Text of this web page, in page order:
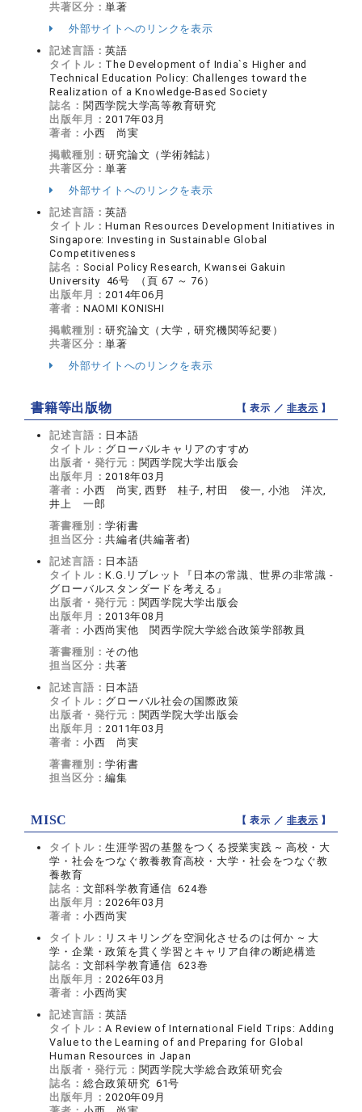
共著区分：単著
外部サイトへのリンクを表示
記述言語：英語
タイトル： The Development of India`s Higher and
Technical Education Policy: Challenges toward the
Realization of a Knowledge-Based Society
誌名： 関西学院大学高等教育研究
出版年月：2017年03月
著者： 小西 尚実
掲載種別：研究論文（学術雑誌）
共著区分：単著
外部サイトへのリンクを表示
記述言語：英語
タイトル：Human Resources Development Initiatives in
Singapore: Investing in Sustainable Global
Competitiveness
誌名： Social Policy Research, Kwansei Gakuin
University 46号 （頁 67 ～ 76）
出版年月：2014年06月
著者： NAOMI KONISHI
掲載種別：研究論文（大学，研究機関等紀要）
共著区分：単著
外部サイトへのリンクを表示
書籍等出版物 【 表示 ／非表示 】
記述言語： 日本語
タイトル： グローバルキャリアのすすめ
出版者・発行元： 関西学院大学出版会
出版年月：2018年03月
著者： 小西 尚実, 西野 桂子, 村田 俊一, 小池 洋次,
井上 一郎
著書種別：学術書
担当区分：共編者(共編著者)
記述言語： 日本語
タイトル：K.G.リブレット『日本の常識、世界の非常識 -
グローバルスタンダードを考える』
出版者・発行元： 関西学院大学出版会
出版年月：2013年08月
著者： 小西尚実他 関西学院大学総合政策学部教員
著書種別： その他
担当区分：共著
記述言語： 日本語
タイトル： グローバル社会の国際政策
出版者・発行元： 関西学院大学出版会
出版年月：2011年03月
著者： 小西 尚実
著書種別：学術書
担当区分：編集
MISC 【 表示 ／非表示 】
タイトル：生涯学習の基盤をつくる授業実践 ~ 高校・大
学・社会をつなぐ教養教育高校・大学・社会をつなぐ教
養教育
誌名： 文部科学教育通信 624巻
出版年月：2026年03月
著者： 小西尚実
タイトル： リスキリングを空洞化させるのは何か ~ 大
学・企業・政策を貫く学習とキャリア自律の断絶構造
誌名： 文部科学教育通信 623巻
出版年月：2026年03月
著者： 小西尚実
記述言語：英語
タイトル：A Review of International Field Trips: Adding
Value to the Learning of and Preparing for Global
Human Resources in Japan
出版者・発行元： 関西学院大学総合政策研究会
誌名： 総合政策研究 61号
出版年月：2020年09月